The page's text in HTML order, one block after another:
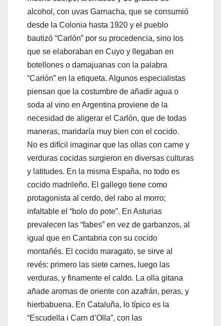
alcohol, con uvas Garnacha, que se consumió
desde la Colonia hasta 1920 y el pueblo
bautizó “Carlón” por su procedencia, sino los
que se elaboraban en Cuyo y llegaban en
botellones o damajuanas con la palabra
“Carlón” en la etiqueta. Algunos especialistas
piensan que la costumbre de añadir agua o
soda al vino en Argentina proviene de la
necesidad de aligerar el Carlón, que de todas
maneras, maridaría muy bien con el cocido.
No es difícil imaginar que las ollas con carne y
verduras cocidas surgieron en diversas culturas
y latitudes. En la misma España, no todo es
cocido madrileño. El gallego tiene como
protagonista al cerdo, del rabo al morro;
infaltable el “bolo do pote”. En Asturias
prevalecen las “fabes” en vez de garbanzos, al
igual que en Cantabria con su cocido
montañés. El cocido maragato, se sirve al
revés: primero las siete carnes, luego las
verduras, y finamente el caldo. La olla gitana
añade aromas de oriente con azafrán, peras, y
hierbabuena. En Cataluña, lo típico es la
“Escudella i Carn d’Olla”, con las